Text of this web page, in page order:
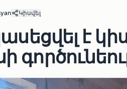
Կիսվել
է